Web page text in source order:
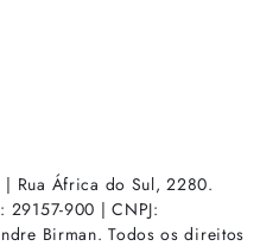
Rua África do Sul, 2280.
29157-900 | CNPJ:
Birman. Todos os direitos